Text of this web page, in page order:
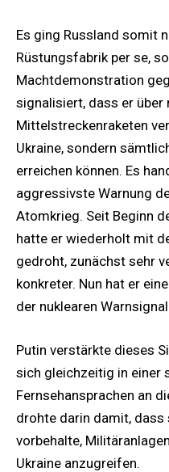
Es ging Russland somit
Rüstungsfabrik per se,
Machtdemonstration
signalisiert, dass er über
Mittelstreckenraketen
Ukraine, sondern
erreichen können. Es
aggressivste Warnung
Atomkrieg. Seit Beginn
hatte er wiederholt mit
gedroht, zunächst sehr
konkreter. Nun hat er
der nuklearen
Putin verstärkte dieses
sich gleichzeitig in einer
Fernsehansprachen an
drohte darin damit, dass
vorbehalte,
Ukraine anzugreifen.